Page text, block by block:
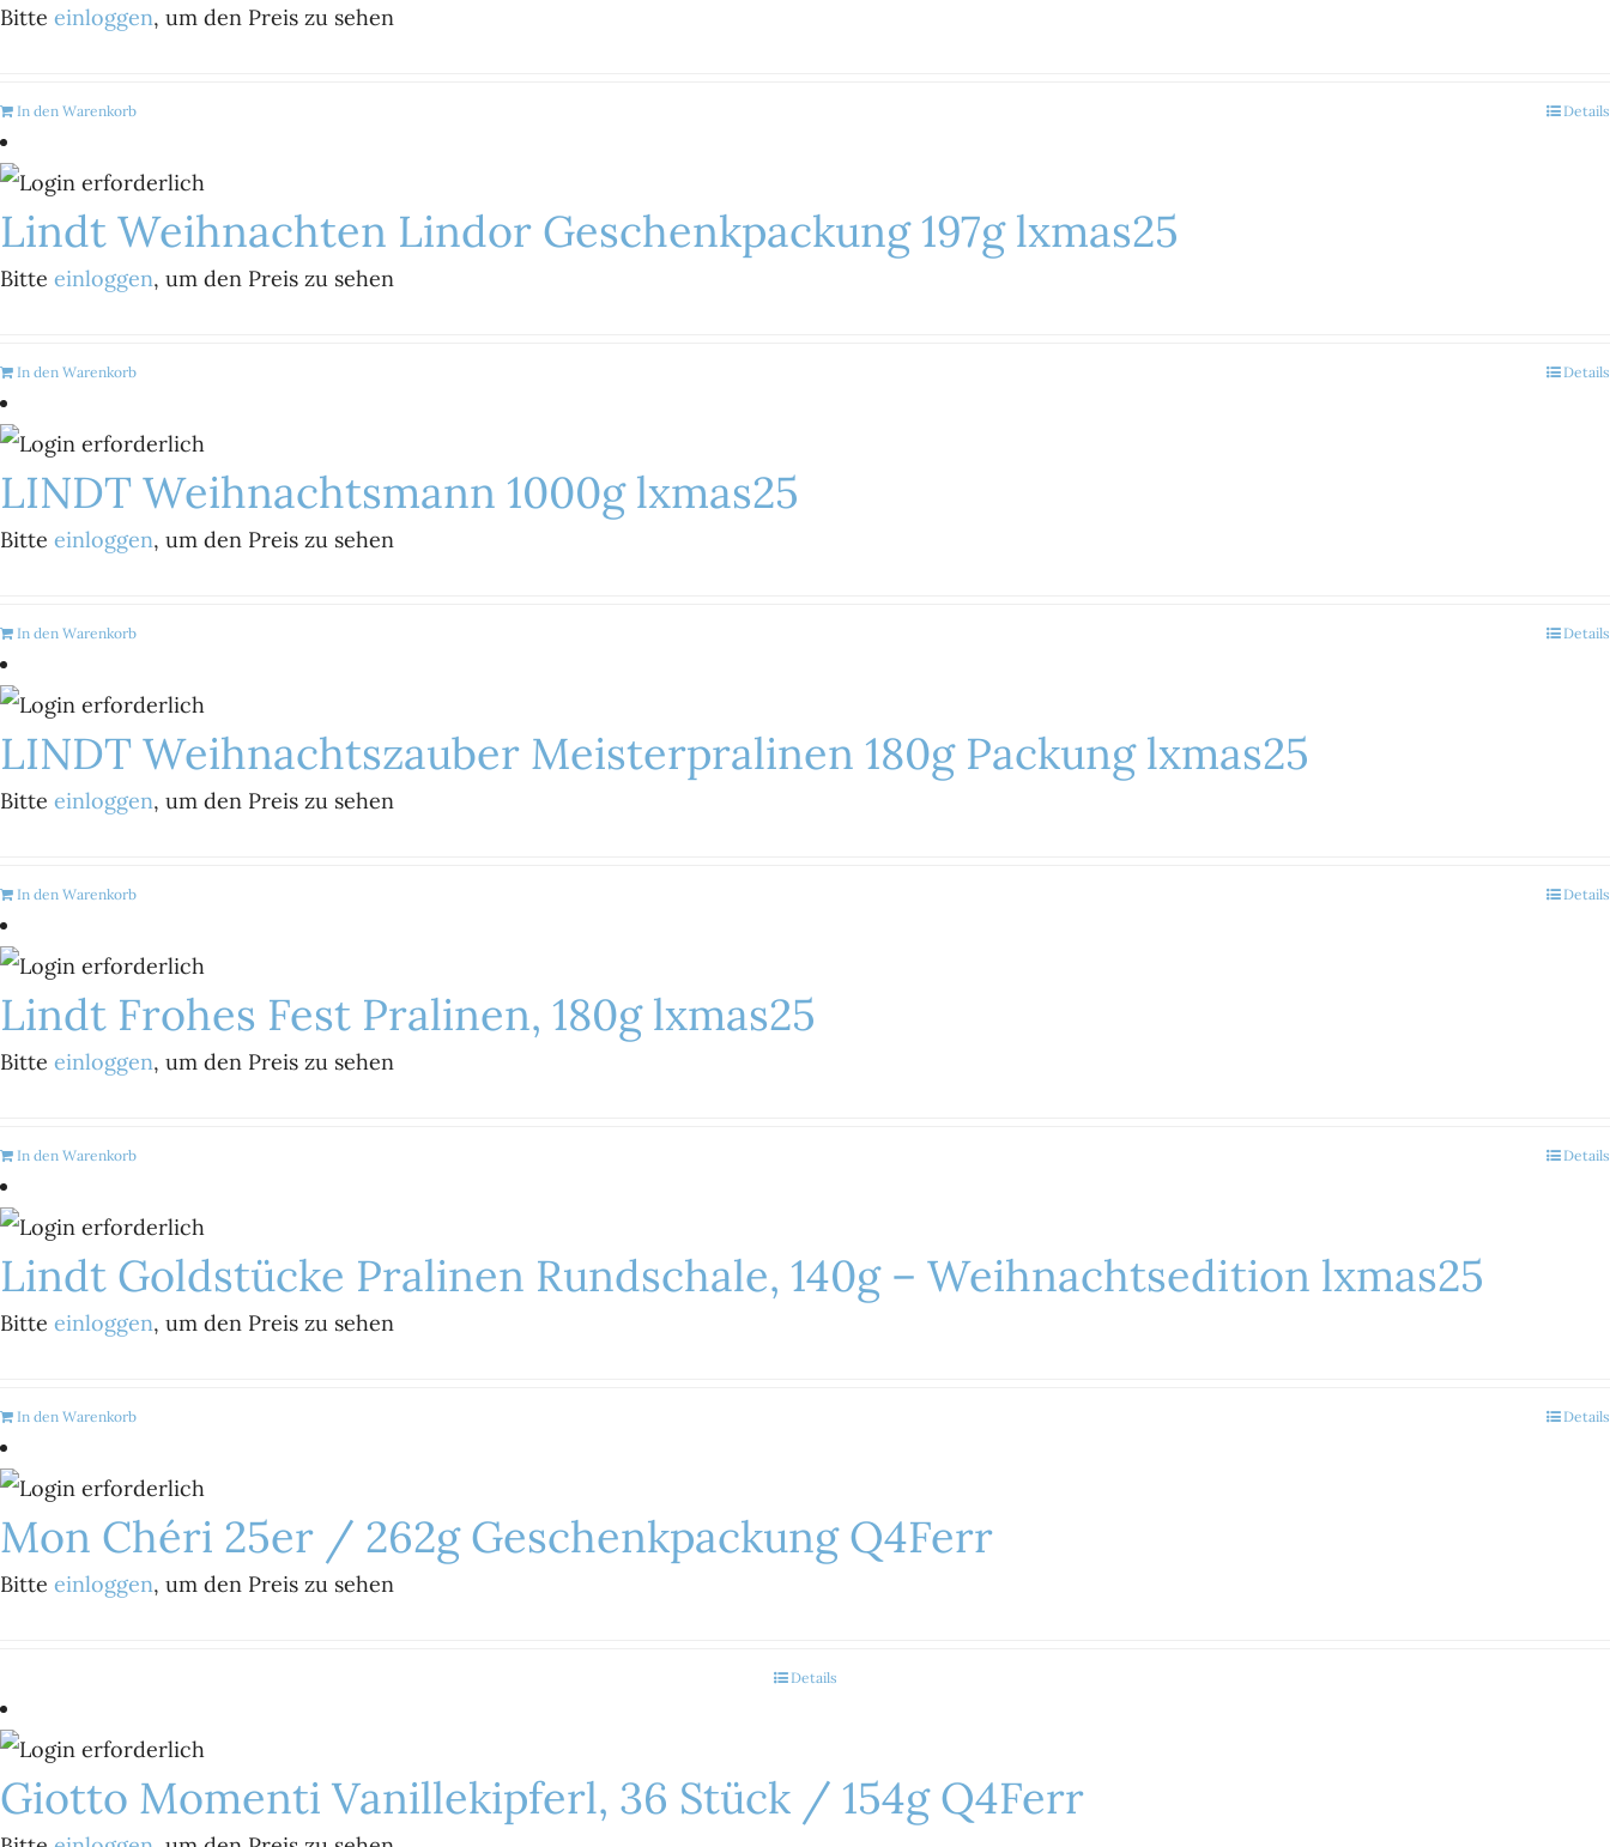
Bitte einloggen, um den Preis zu sehen
In den Warenkorb Details
Lindt Weihnachten Lindor Geschenkpackung 197g lxmas25
Bitte einloggen, um den Preis zu sehen
In den Warenkorb Details
LINDT Weihnachtsmann 1000g lxmas25
Bitte einloggen, um den Preis zu sehen
In den Warenkorb Details
LINDT Weihnachtszauber Meisterpralinen 180g Packung lxmas25
Bitte einloggen, um den Preis zu sehen
In den Warenkorb Details
Lindt Frohes Fest Pralinen, 180g lxmas25
Bitte einloggen, um den Preis zu sehen
In den Warenkorb Details
Lindt Goldstücke Pralinen Rundschale, 140g – Weihnachtsedition lxmas25
Bitte einloggen, um den Preis zu sehen
In den Warenkorb Details
Mon Chéri 25er / 262g Geschenkpackung Q4Ferr
Bitte einloggen, um den Preis zu sehen
Details
Giotto Momenti Vanillekipferl, 36 Stück / 154g Q4Ferr